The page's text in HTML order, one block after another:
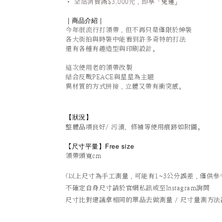
•
全站消費滿$3,000元，即享「 免運 」
｜商品介紹｜
今年很流行打領帶，但不再只是僅限於紳裝
各大街拍與時裝中能看到許多奇特的打法
還有各種有趣造型與印刷設計。
這次使用老的領帶改製
結合反戰PEACE與星星為主題
異材質的方式拼接，立體又帶有衝突感。
【狀況】
整體品項良好/ 污漬、修補等使用痕跡如附圖。
【 尺寸平量】Free size
領帶頭寬cm
(以上尺寸為手工測量，可能有1~3公分誤差，僅供參
不確定自身尺寸請於官網私訊或至Instagram詢問
尺寸比對建議拿相同的單品去做測量 / 尺寸量測方法